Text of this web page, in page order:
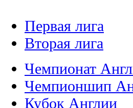
Первая лига
Вторая лига
Чемпионат
Чемпионшип
Кубок Англии